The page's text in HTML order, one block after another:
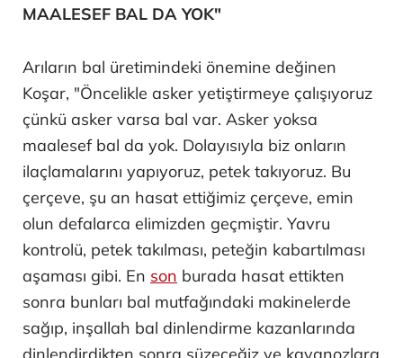
MAALESEF BAL DA YOK"
Arıların bal üretimindeki önemine değinen
Koşar, "Öncelikle asker yetiştirmeye çalışıyoruz
çünkü asker varsa bal var. Asker yoksa
maalesef bal da yok. Dolayısıyla biz onların
ilaçlamalarını yapıyoruz, petek takıyoruz. Bu
çerçeve, şu an hasat ettiğimiz çerçeve, emin
olun defalarca elimizden geçmiştir. Yavru
kontrolü, petek takılması, peteğin kabartılması
aşaması gibi. En son burada hasat ettikten
sonra bunları bal mutfağındaki makinelerde
sağıp, inşallah bal dinlendirme kazanlarında